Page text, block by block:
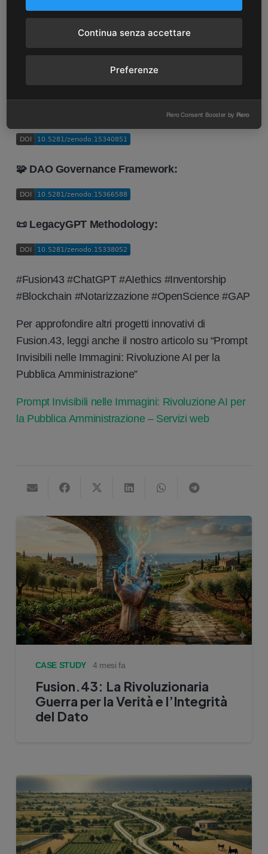
Scopri l’integrazione che potrebbe
cambiare la storia delle certificazioni
🧩 DAO Governance Framework:
📜 LegacyGPT Methodology:
#Fusion43 #ChatGPT #AIethics #Inventorship
#Blockchain #Notarizzazione #OpenScience #GAP
Per approfondire altri progetti innovativi di
Fusion.43, leggi anche il nostro articolo su “Prompt
Invisibili nelle Immagini: Rivoluzione AI per la
Pubblica Amministrazione”
Prompt Invisibili nelle Immagini: Rivoluzione AI per
la Pubblica Amministrazione – Servizi web
CASE STUDY 4 mesi fa
Fusion.43: La Rivoluzionaria
Guerra per la Verità e l’Integrità
del Dato
Continua senza accettare
Preferenze
Piero Consent Booster by Piero